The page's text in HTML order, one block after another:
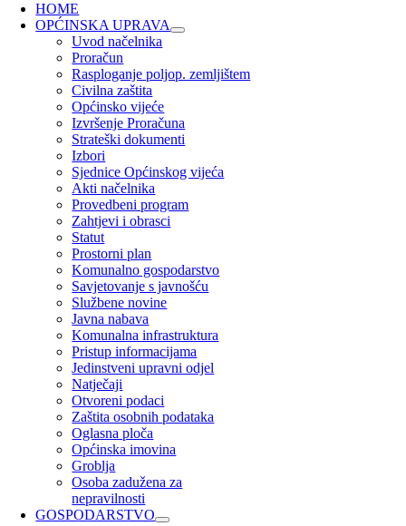
HOME
OPĆINSKA UPRAVA
Uvod načelnika
Proračun
Rasploganje poljop. zemljištem
Civilna zaštita
Općinsko vijeće
Izvršenje Proračuna
Strateški dokumenti
Izbori
Sjednice Općinskog vijeća
Akti načelnika
Provedbeni program
Zahtjevi i obrasci
Statut
Prostorni plan
Komunalno gospodarstvo
Savjetovanje s javnošću
Službene novine
Javna nabava
Komunalna infrastruktura
Pristup informacijama
Jedinstveni upravni odjel
Natječaji
Otvoreni podaci
Zaštita osobnih podataka
Oglasna ploča
Općinska imovina
Groblja
Osoba zadužena za
nepravilnosti
GOSPODARSTVO